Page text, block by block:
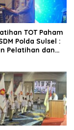
TOT Paham
Polda Sulsel :
Pelatihan dan